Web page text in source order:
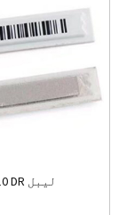
LB010 DR لیبل